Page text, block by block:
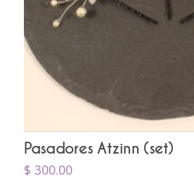
Pasadores Atzinn (set)
$ 300.00